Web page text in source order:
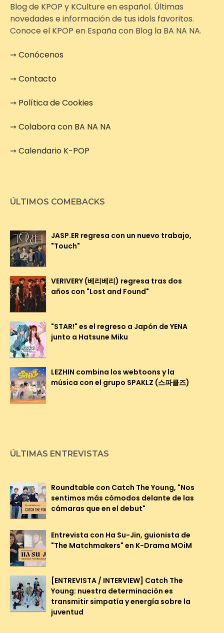
Blog de KPOP y KCulture en español. Últimas
novedades e información de tus idols favoritos.
Conoce el KPOP en España con Blog la BA NA NA.
➙Conócenos
➙Contacto
➙ Política de Cookies
➙Colabora con BA NA NA
➙Calendario K-POP
ÚLTIMOS COMEBACKS
JASP.ER regresa con un nuevo trabajo,
"Touch"
VERIVERY (베리베리) regresa tras dos
años con "Lost and Found"
"STAR!" es el regreso a Japón de YENA
junto a Hatsune Miku
LEZHIN combina los webtoons y la
música con el grupo SPAKLZ (스파클즈)
ÚLTIMAS ENTREVISTAS
Roundtable con Catch The Young, "Nos
sentimos más cómodos delante de las
cámaras que en el debut"
Entrevista con Ha Su-Jin, guionista de
"The Matchmakers" en K-Drama MOiM
[ENTREVISTA / INTERVIEW] Catch The
Young: nuestra determinación es
transmitir simpatía y energía sobre la
juventud